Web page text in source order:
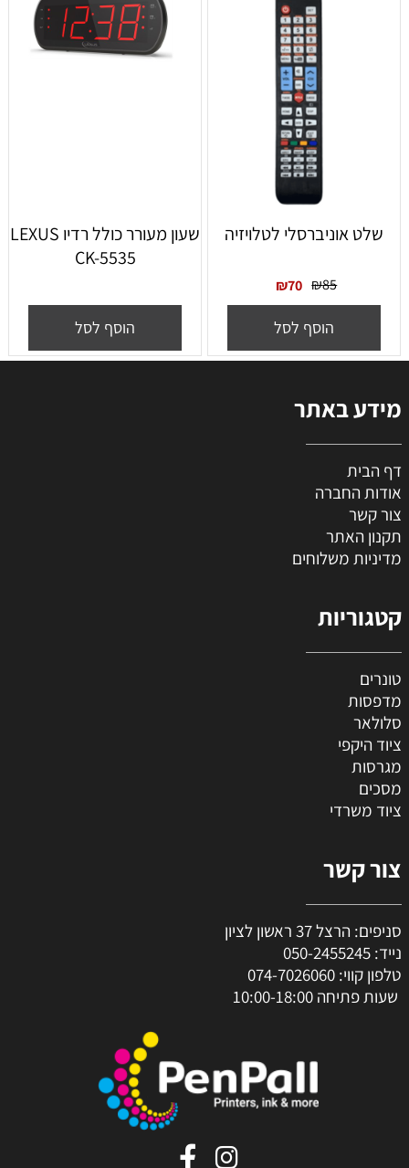
שלט אוניברסלי לטלויזיה
₪85
₪70
הוסף לסל
שעון מעורר כולל רדיו LEXUS
CK-5535
הוסף לסל
מידע באתר
דף הבית
אודות החברה
צור קשר
תקנון האתר
מדיניות משלוחים
קטגוריות
טונרים
מדפסות
סלולאר
ציוד היקפי
מגרסות
מסכים
ציוד משרדי
צור קשר
סניפים: הרצל 37 ראשון לציון
נייד: 050-2455245
טלפון קווי: 074-7026060
שעות פתיחה 10:00-18:00